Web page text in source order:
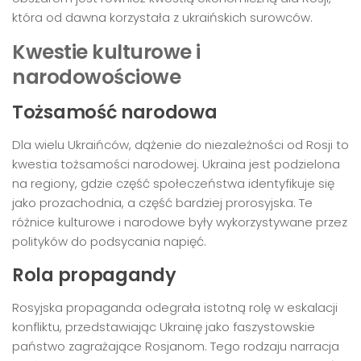
która od dawna korzystała z ukraińskich surowców.
Kwestie kulturowe i
narodowościowe
Tożsamość narodowa
Dla wielu Ukraińców, dążenie do niezależności od Rosji to
kwestia tożsamości narodowej. Ukraina jest podzielona
na regiony, gdzie część społeczeństwa identyfikuje się
jako prozachodnia, a część bardziej prorosyjska. Te
różnice kulturowe i narodowe były wykorzystywane przez
polityków do podsycania napięć.
Rola propagandy
Rosyjska propaganda odegrała istotną rolę w eskalacji
konfliktu, przedstawiając Ukrainę jako faszystowskie
państwo zagrażające Rosjanom. Tego rodzaju narracja